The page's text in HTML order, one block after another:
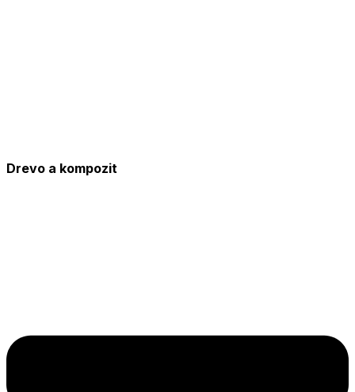
Drevo a kompozit